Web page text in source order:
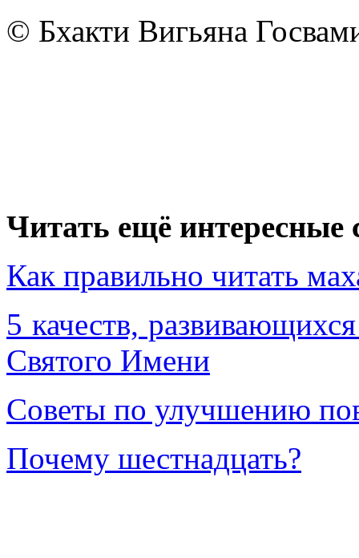
© Бхакти Вигьяна
Читать ещё интересные
Как правильно читать
5 качеств,
Святого Имени
Советы по улучшению
Почему шестнадцать?